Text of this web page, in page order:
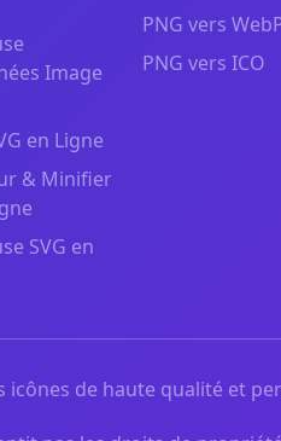
Image
en Ligne
& Minifier
SVG en
PNG vers
PNG vers ICO
icônes de haute qualité et